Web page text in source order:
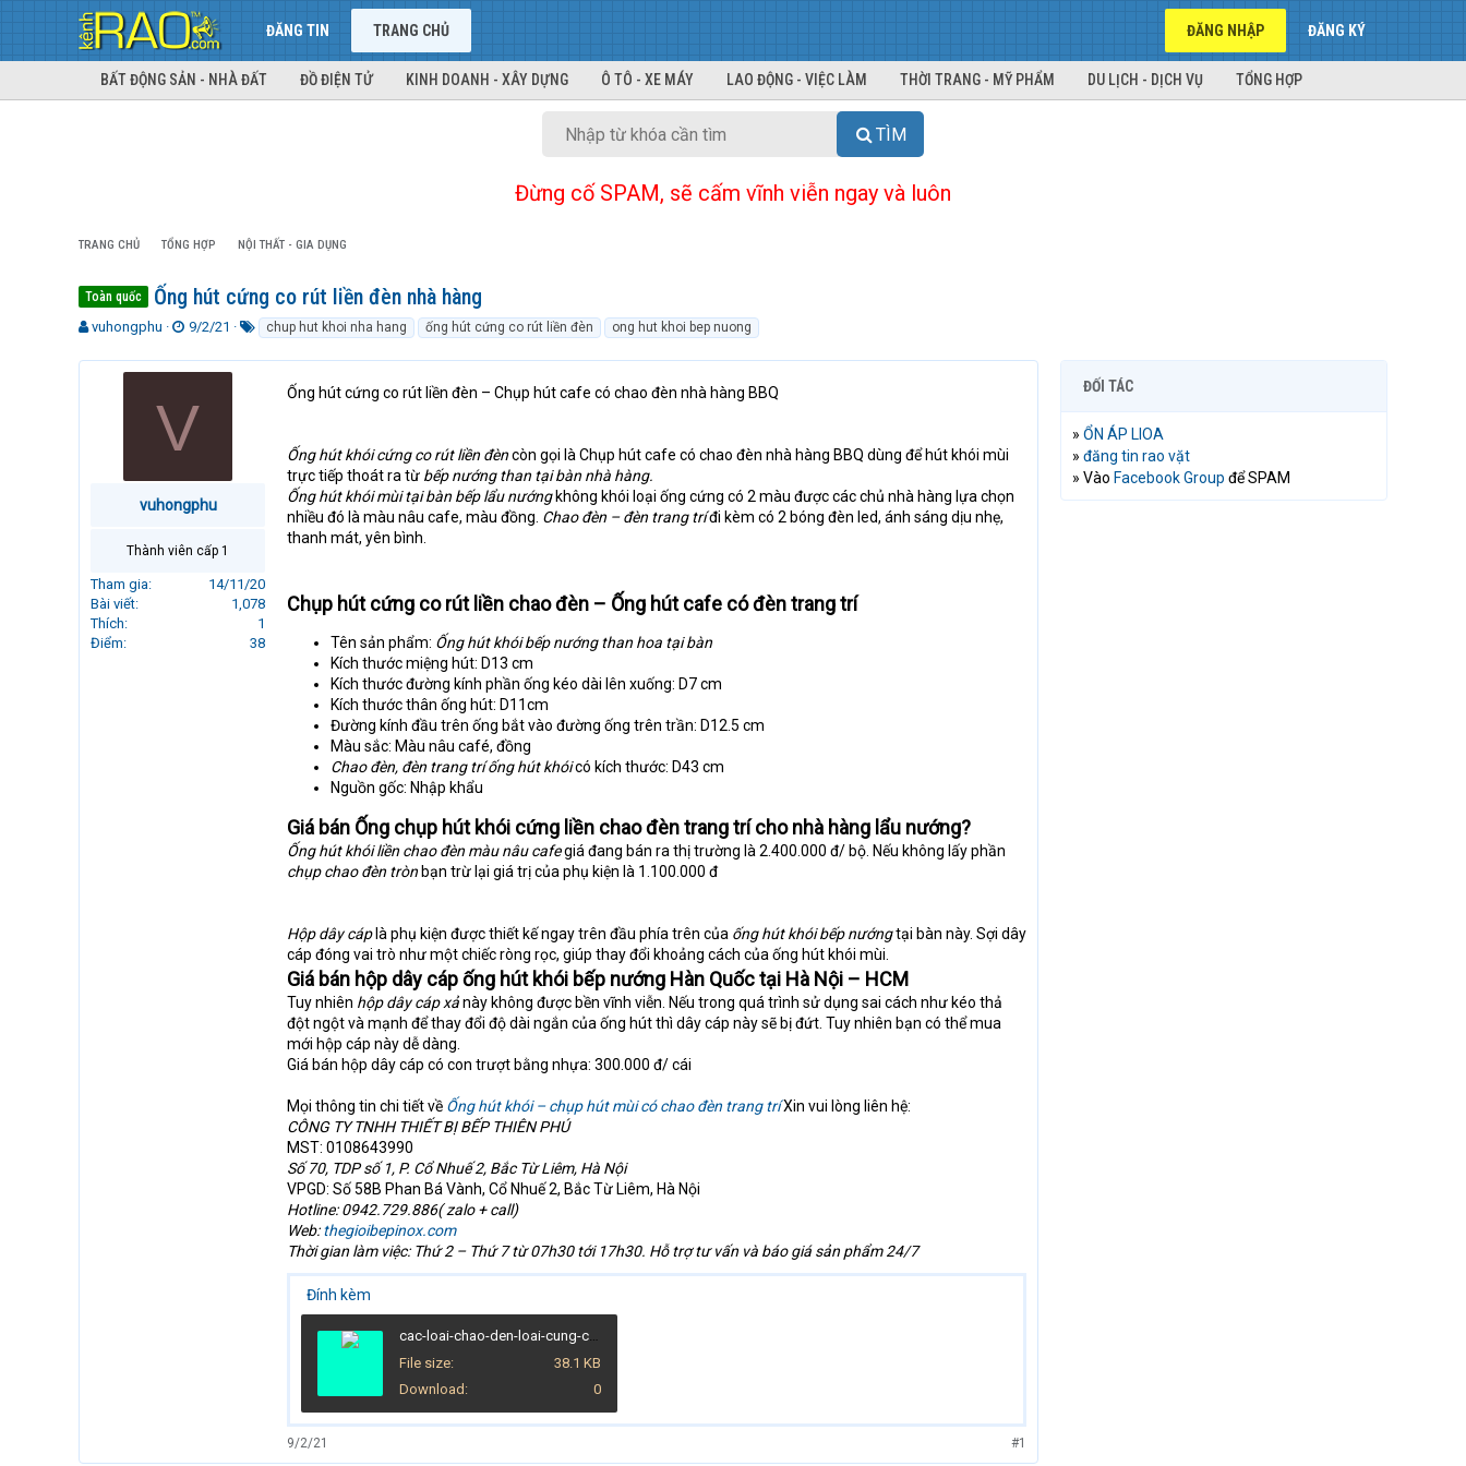
ĐĂNG TIN TRANG CHỦ ĐĂNG NHẬP ĐĂNG KÝ
BẤT ĐỘNG SẢN - NHÀ ĐẤT ĐỒ ĐIỆN TỬ KINH DOANH - XÂY DỰNG Ô TÔ - XE MÁY LAO ĐỘNG - VIỆC LÀM THỜI TRANG - MỸ PHẨM DU LỊCH - DỊCH VỤ TỔNG HỢP
TÌM
Đừng cố SPAM, sẽ cấm vĩnh viễn ngay và luôn
TRANG CHỦ TỔNG HỢP NỘI THẤT - GIA DỤNG
Toàn quốc Ống hút cứng co rút liền đèn nhà hàng
T
r
vuhongphu
N
à
g
ử
9/2/21
k
chup hut khoi nha hang ống hút cứng co rút liền đèn ong hut khoi bep nuong
V
vuhongphu
Thành viên cấp 1
Tham gia
14/11/20
Bài viết
1,078
Thích
1
Điểm
38
Ống hút cứng co rút liền đèn – Chụp hút cafe có chao đèn nhà hàng BBQ
Ống hút khói cứng co rút liền đèncòn gọi là Chụp hút cafe có chao đèn nhà hàng BBQ dùng để hút khói mùi
trực tiếp thoát ra từ bếp nướng than tại bàn nhà hàng.
Ống hút khói mùi tại bàn bếp lẩu nướngkhông khói loại ống cứng có 2 màu được các chủ nhà hàng lựa chọn
nhiều đó là màu nâu cafe, màu đồng. Chao đèn – đèn trang tríđi kèm có 2 bóng đèn led, ánh sáng dịu nhẹ,
thanh mát, yên bình.
Chụp hút cứng co rút liền chao đèn – Ống hút cafe có đèn trang trí
Tên sản phẩm: Ống hút khói bếp nướng than hoa tại bàn
Kích thước miệng hút: D13 cm
Kích thước đường kính phần ống kéo dài lên xuống: D7 cm
Kích thước thân ống hút: D11cm
Đường kính đầu trên ống bắt vào đường ống trên trần: D12.5 cm
Màu sắc: Màu nâu café, đồng
Chao đèn, đèn trang trí ống hút khóicó kích thước: D43 cm
Nguồn gốc: Nhập khẩu
Giá bán Ống chụp hút khói cứng liền chao đèn trang trí cho nhà hàng lẩu nướng?
Ống hút khói liền chao đèn màu nâu cafegiá đang bán ra thị trường là 2.400.000 đ/ bộ. Nếu không lấy phần
chụp chao đèn tròn bạn trừ lại giá trị của phụ kiện là 1.100.000 đ
Hộp dây cáplà phụ kiện được thiết kế ngay trên đầu phía trên của ống hút khói bếp nướngtại bàn này. Sợi dây
cáp đóng vai trò như một chiếc ròng rọc, giúp thay đổi khoảng cách của ống hút khói mùi.
Giá bán hộp dây cáp ống hút khói bếp nướng Hàn Quốc tại Hà Nội – HCM
Tuy nhiên hộp dây cáp xảnày không được bền vĩnh viễn. Nếu trong quá trình sử dụng sai cách như kéo thả
đột ngột và mạnh để thay đổi độ dài ngắn của ống hút thì dây cáp này sẽ bị đứt. Tuy nhiên bạn có thể mua
mới hộp cáp này dễ dàng.
Giá bán hộp dây cáp có con trượt bằng nhựa: 300.000 đ/ cái
Mọi thông tin chi tiết về Ống hút khói – chụp hút mùi có chao đèn trang tríXin vui lòng liên hệ:
CÔNG TY TNHH THIẾT BỊ BẾP THIÊN PHÚ
MST: 0108643990
Số 70, TDP số 1, P. Cổ Nhuế 2, Bắc Từ Liêm, Hà Nội
VPGD: Số 58B Phan Bá Vành, Cổ Nhuế 2, Bắc Từ Liêm, Hà Nội
Hotline: 0942.729.886( zalo + call)
Web:thegioibepinox.com
Thời gian làm việc: Thứ 2 – Thứ 7 từ 07h30 tới 17h30. Hỗ trợ tư vấn và báo giá sản phẩm 24/7
Đính kèm
cac-loai-chao-den-loai-cung-co-den-trang-tri-510x511.jpg
File size
38.1 KB
Download
0
9/2/21 #1
ĐỐI TÁC
» ỔN ÁP LIOA
» đăng tin rao vặt
» Vào Facebook Group để SPAM